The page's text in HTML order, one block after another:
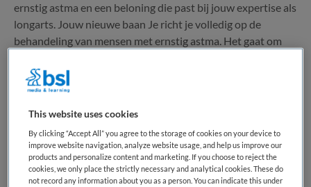
ernstig astma en een beloning die past bij jouw expertise als
longarts. Jouw nieuwe baan Je richt je volledig op de
behandeling van mensen met ernstig astma. Het gaat om
Endoscopie verpleegkundige
This website uses cookies
By clicking “Accept All” you agree to the storage of cookies on your device to
improve website navigation, analyze website usage, and help us improve our
products and personalize content and marketing. If you choose to reject the
cookies, we only place the strictly necessary and analytical cookies. These do
not record any information about you as a person. You can indicate this under